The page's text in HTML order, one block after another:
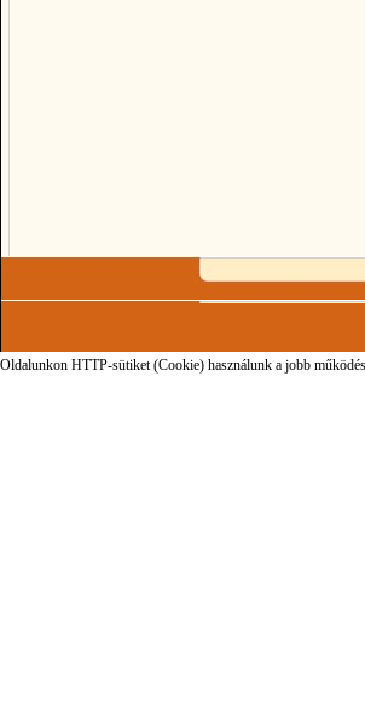
Oldalunkon HTTP-sütiket (Cookie) használunk a jobb